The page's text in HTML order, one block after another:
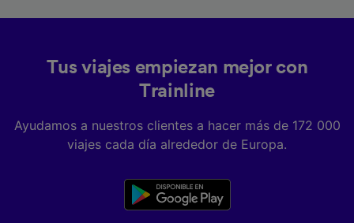
Tus viajes empiezan mejor con
Trainline
Ayudamos a nuestros clientes a hacer más de 172 000
viajes cada día alrededor de Europa.